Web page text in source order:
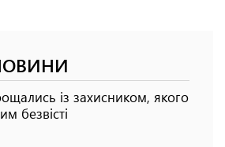
із захисником, якого
безвісті